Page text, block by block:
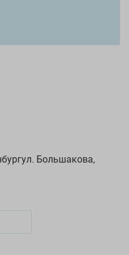
Большакова,